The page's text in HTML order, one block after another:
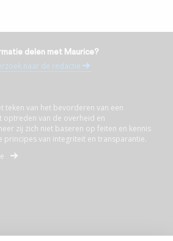
delen met Maurice?
naar de redactie
teken van het bevorderen van een
van de overheid en
zij zich niet baseren op feiten en kennis
principes van integriteit en transparantie.